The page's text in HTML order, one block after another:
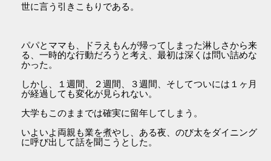
世に言う引きこもりである。
パパとママも、ドラえもんが帰ってしまった淋しさから来
る、一時的な行動だろうと考え、最初は深くは問い詰めな
かった。
しかし、１週間、２週間、３週間、そしてついには１ヶ月
が経過しても変化が見られない。
大学もこのままでは確実に留年してしまう。
いよいよ両親も業を煮やし、ある夜、のび太をダイニング
に呼び出して話を聞こうとした。